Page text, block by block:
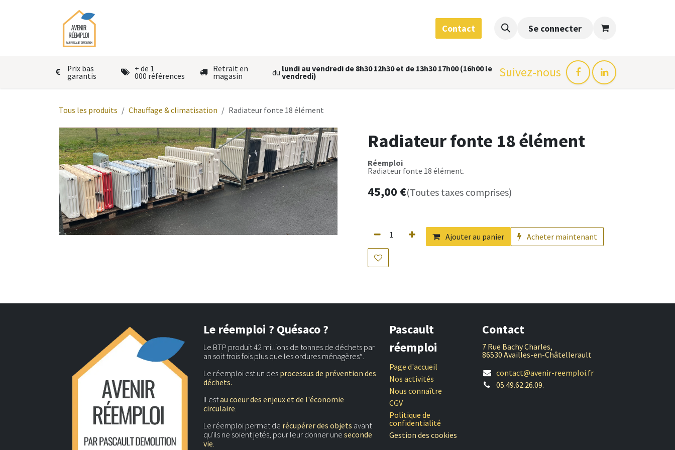
Contact Se connecter
Prix bas
garantis
+ de 1
000 références
Retrait en
magasin du lundi au vendredi de 8h30 12h30 et de 13h30 17h00 (16h00 le
vendredi) Suivez-nous
Tous les produits Chauffage & climatisation Radiateur fonte 18 élément
Radiateur fonte 18 élément
Réemploi
Radiateur fonte 18 élément.
45,00 €(Toutes taxes comprises)
Ajouter au panier Acheter maintenant
Pascault
réemploi
Page d'accueil
Nos activités
Nous connaître
CGV
Politique de
confidentialité
Gestion des cookies
Le réemploi ? Quésaco ?
Le BTP produit 42 millions de tonnes de déchets par
an soit trois fois plus que les ordures ménagères*.
Le réemploi est un des processus de prévention des
déchets.
Il estau coeur des enjeux et de l'économie
circulaire.
Le réemploi permet de récupérer des objets avant
qu'ils ne soient jetés, pour leur donner une seconde
vie.
Contact
7 Rue Bachy Charles,
86530 Availles-en-Châtellerault
contact@avenir-reemploi.fr
05.49.62.26.09.